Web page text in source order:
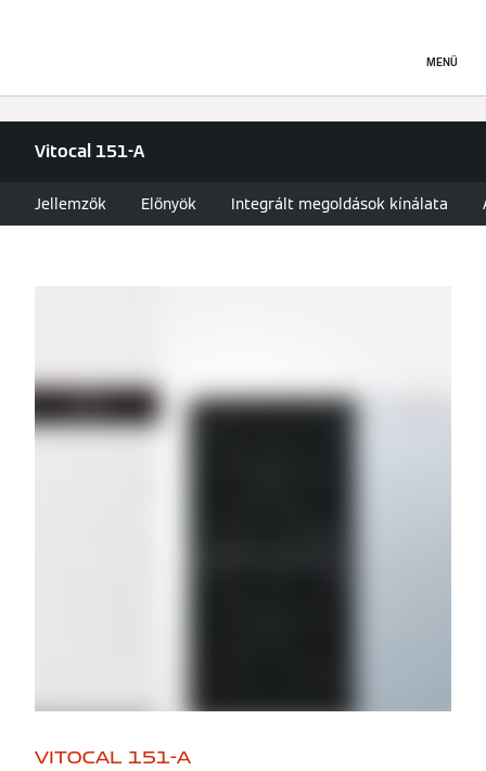
MENÜ
Vitocal 151-A
Jellemzők Előnyök Integrált megoldások kínálata
VITOCAL 151-A